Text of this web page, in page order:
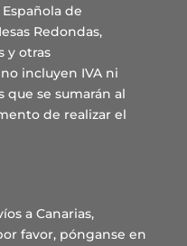
de
Redondas,
y otras
incluyen IVA ni
que se sumarán al
de realizar el
a Canarias,
favor, pónganse en